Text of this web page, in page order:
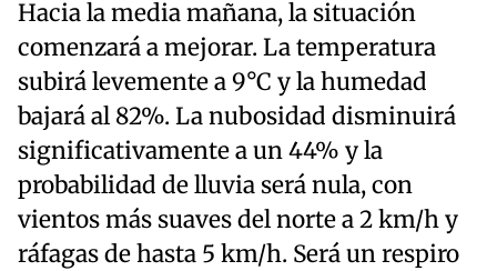
Hacia la media mañana, la situación
comenzará a mejorar. La temperatura
subirá levemente a 9°C y la humedad
bajará al 82%. La nubosidad disminuirá
significativamente a un 44% y la
probabilidad de lluvia será nula, con
vientos más suaves del norte a 2 km/h y
ráfagas de hasta 5 km/h. Será un respiro